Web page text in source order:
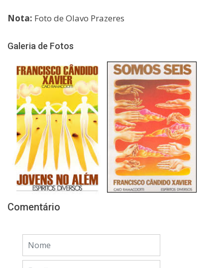
Nota: Foto de Olavo Prazeres
Galeria de Fotos
Comentário